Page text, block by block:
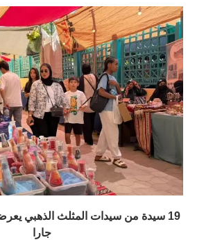
19 سيدة من سيدات المثلث الذهبي
جارا